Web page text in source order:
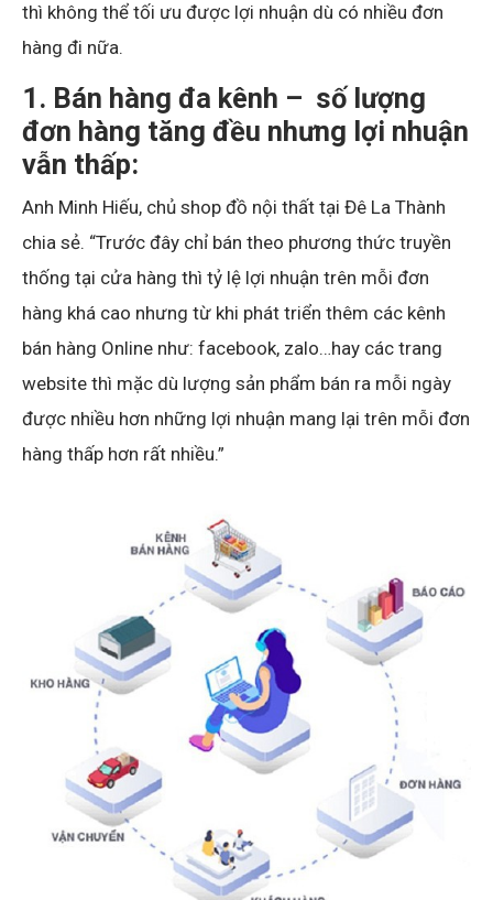
thì không thể tối ưu được lợi nhuận dù có nhiều đơn
hàng đi nữa.
1. Bán hàng đa kênh – số lượng
đơn hàng tăng đều nhưng lợi nhuận
vẫn thấp:
Anh Minh Hiếu, chủ shop đồ nội thất tại Đê La Thành
chia sẻ. “Trước đây chỉ bán theo phương thức truyền
thống tại cửa hàng thì tỷ lệ lợi nhuận trên mỗi đơn
hàng khá cao nhưng từ khi phát triển thêm các kênh
bán hàng Online như: facebook, zalo…hay các trang
website thì mặc dù lượng sản phẩm bán ra mỗi ngày
được nhiều hơn những lợi nhuận mang lại trên mỗi đơn
hàng thấp hơn rất nhiều.”